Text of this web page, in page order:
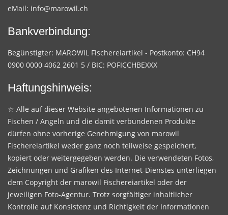
eMail: info@marowil.ch
Bankverbindung:
Begünstigter: MAROWIL Fischereiartikel - Postkonto: CH94
0900 0000 4062 2601 5 / BIC: POFICCHBEXXX
Haftungshinweis:
☆ Alle auf dieser Website angebotenen Informationen zu
Fischen / Angeln und die damit verbundenen Produkte
dürfen ohne vorherige Genehmigung von marowil
Fischereiartikel weder ganz noch teilweise gespeichert,
kopiert oder weitergegeben werden. Die verwendeten Fotos,
Zeichnungen und Grafiken des Internet-Dienstes unterliegen
dem Copyright der marowil Fischereiartikel oder der
jeweiligen Foto-Agentur. Trotz sorgfältiger inhaltlicher
Kontrolle auf Konsistenz und Richtigkeit der Informationen